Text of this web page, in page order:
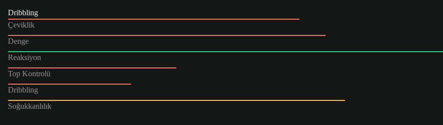
Dribbling
Çeviklik
Denge
Reaksiyon
Top Kontrolü
Dribbling
Soğukkanlılık